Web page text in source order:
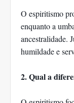
O espiritismo
enquanto a
ancestralidade.
humildade e
2. Qual a